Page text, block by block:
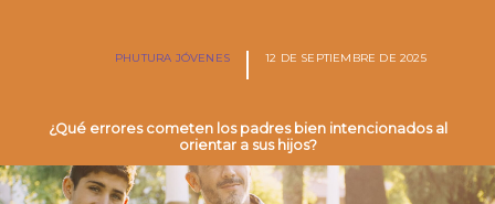
PHUTURA JÓVENES 12 DE SEPTIEMBRE DE 2025
¿Qué errores cometen los padres bien intencionados al
orientar a sus hijos?